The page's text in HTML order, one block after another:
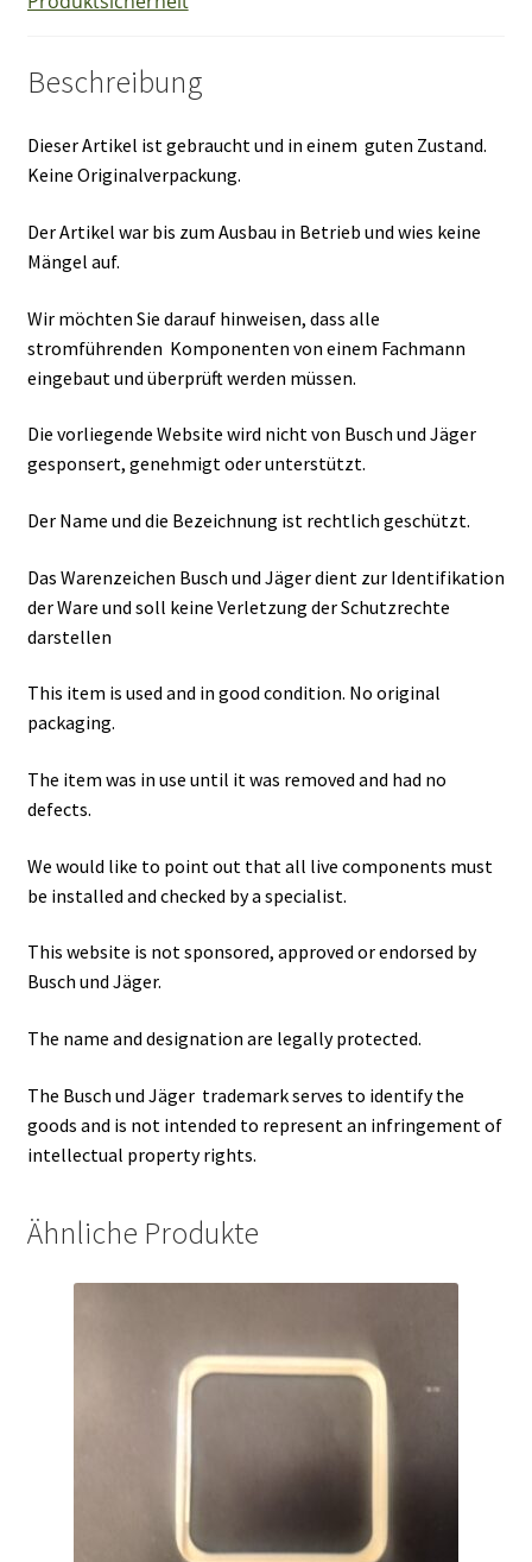
Beschreibung
Dieser Artikel ist gebraucht und in einem guten Zustand.
Keine Originalverpackung.
Der Artikel war bis zum Ausbau in Betrieb und wies keine
Mängel auf.
Wir möchten Sie darauf hinweisen, dass alle
stromführenden Komponenten von einem Fachmann
eingebaut und überprüft werden müssen.
Die vorliegende Website wird nicht von Busch und Jäger
gesponsert, genehmigt oder unterstützt.
Der Name und die Bezeichnung ist rechtlich geschützt.
Das Warenzeichen Busch und Jäger dient zur Identifikation
der Ware und soll keine Verletzung der Schutzrechte
darstellen
This item is used and in good condition. No original
packaging.
The item was in use until it was removed and had no
defects.
We would like to point out that all live components must
be installed and checked by a specialist.
This website is not sponsored, approved or endorsed by
Busch und Jäger.
The name and designation are legally protected.
The Busch und Jäger trademark serves to identify the
goods and is not intended to represent an infringement of
intellectual property rights.
Ähnliche Produkte